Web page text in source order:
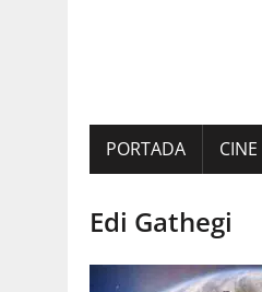
PORTADA CINE
Edi Gathegi